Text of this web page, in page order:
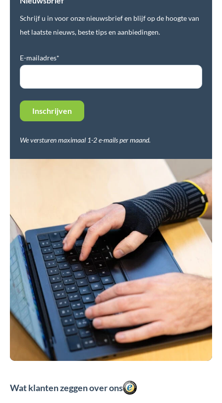
Schrijf u in voor onze nieuwsbrief en blijf op de hoogte van
het laatste nieuws, beste tips en aanbiedingen.
E-mailadres*
We versturen maximaal 1-2 e-mails per maand.
Wat klanten zeggen over ons